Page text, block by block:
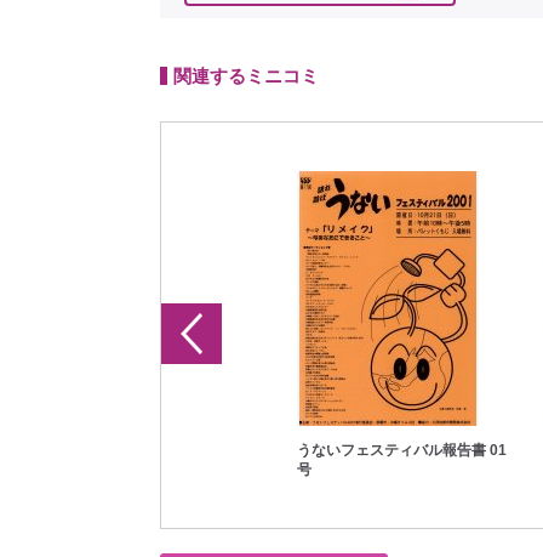
関連するミニコミ
うないフェスティバル報告書 01
号